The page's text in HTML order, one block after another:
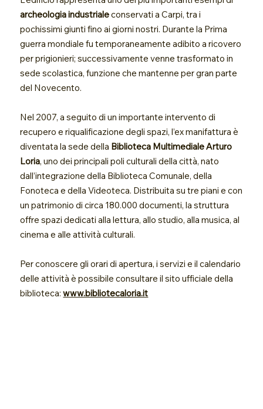
archeologia industrialeconservati a Carpi, tra i
pochissimi giunti fino ai giorni nostri. Durante la Prima
guerra mondiale fu temporaneamente adibito a ricovero
per prigionieri; successivamente venne trasformato in
sede scolastica, funzione che mantenne per gran parte
del Novecento.
Nel 2007, a seguito di un importante intervento di
recupero e riqualificazione degli spazi, l’ex manifattura è
diventata la sede della Biblioteca Multimediale Arturo
Loria, uno dei principali poli culturali della città, nato
dall’integrazione della Biblioteca Comunale, della
Fonoteca e della Videoteca. Distribuita su tre piani e con
un patrimonio di circa 180.000 documenti, la struttura
offre spazi dedicati alla lettura, allo studio, alla musica, al
cinema e alle attività culturali.
Per conoscere gli orari di apertura, i servizi e il calendario
delle attività è possibile consultare il sito ufficiale della
biblioteca:www.bibliotecaloria.it